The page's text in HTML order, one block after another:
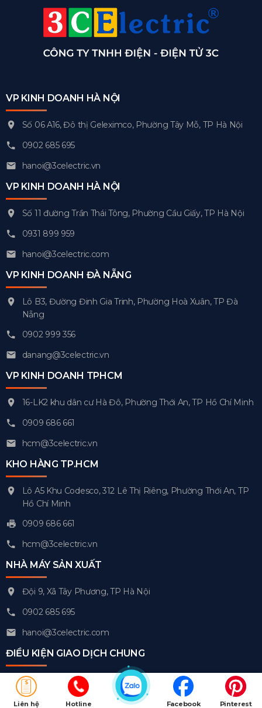
Liên hệ Hotline Facebook Pinterest
VP KINH DOANH HÀ NỘI
Số 06 A16, Đô thị Geleximco, Phường Tây Mỗ, TP Hà Nội
0902 685 695
hanoi@3celectric.vn
VP KINH DOANH HÀ NỘI
Số 11 đường Trần Thái Tông, Phường Cầu Giấy, TP Hà Nội
0931 899 959
hanoi@3celectric.com
VP KINH DOANH ĐÀ NẴNG
Lô B3, Đường Đinh Gia Trinh, Phường Hoà Xuân, TP Đà
Nẵng
0902 999 356
danang@3celectric.vn
VP KINH DOANH TPHCM
16-LK2 khu dân cư Hà Đô, Phường Thới An, TP Hồ Chí Minh
0909 686 661
hcm@3celectric.vn
KHO HÀNG TP.HCM
Lô A5 Khu Codesco, 312 Lê Thị Riêng, Phường Thới An, TP
Hồ Chí Minh
0909 686 661
hcm@3celectric.vn
NHÀ MÁY SẢN XUẤT
Đội 9, Xã Tây Phương, TP Hà Nội
0902 685 695
hanoi@3celectric.com
ĐIỀU KIỆN GIAO DỊCH CHUNG
Chính sách kiểm hàng
Chính sách đổi trả